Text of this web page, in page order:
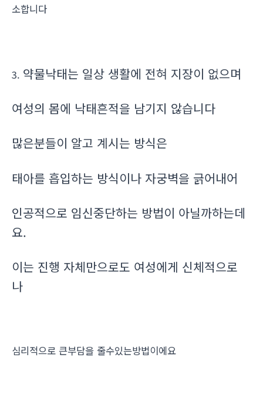
소합니다
3. 약물낙태는 일상 생활에 전혀 지장이 없으며
여성의 몸에 낙태흔적을 남기지 않습니다
많은분들이 알고 계시는 방식은
태아를 흡입하는 방식이나 자궁벽을 긁어내어
인공적으로 임신중단하는 방법이 아닐까하는데
요.
이는 진행 자체만으로도 여성에게 신체적으로
나
심리적으로 큰부담을 줄수있는방법이에요